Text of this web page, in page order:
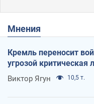
Мнения
Кремль переносит
угрозой критическая
Виктор Ягун 10,5 т.